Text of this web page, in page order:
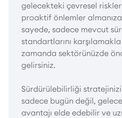
gelecekteki çevresel
proaktif önlemler almanıza
sayede, sadece mevcut
standartlarını
zamanda sektörünüzde
gelirsiniz.
Sürdürülebilirliği
sadece bugün değil,
avantajı elde edebilir ve